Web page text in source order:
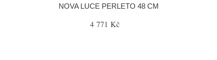
NOVA LUCE PERLETO 48 CM
4 771 Kč